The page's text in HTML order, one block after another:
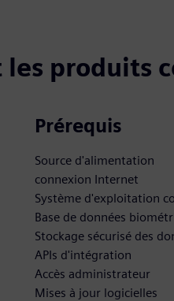
produits
Prérequis
Source d'alimentation
connexion Internet
Système d'exploitation
Base de données
Stockage sécurisé des
APIs d'intégration
Accès administrateur
Mises à jour logicielles